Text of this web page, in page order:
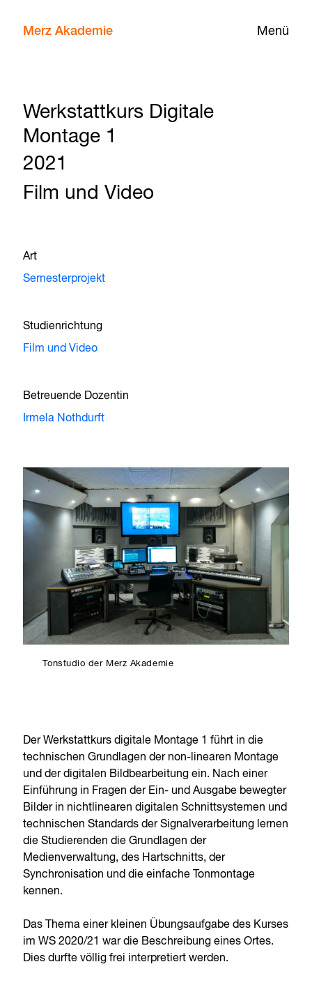
Menü
Merz Akademie
Werkstattkurs Digitale
Montage 1
2021
Film und Video
Art
Semesterprojekt
Studienrichtung
Film und Video
Betreuende Dozentin
Irmela Nothdurft
Tonstudio der Merz Akademie
Der Werkstattkurs digitale Montage 1 führt in die
technischen Grundlagen der non-linearen Montage
und der digitalen Bildbearbeitung ein. Nach einer
Einführung in Fragen der Ein- und Ausgabe bewegter
Bilder in nichtlinearen digitalen Schnittsystemen und
technischen Standards der Signalverarbeitung lernen
die Studierenden die Grundlagen der
Medienverwaltung, des Hartschnitts, der
Synchronisation und die einfache Tonmontage
kennen.
Das Thema einer kleinen Übungsaufgabe des Kurses
im WS 2020/21 war die Beschreibung eines Ortes.
Dies durfte völlig frei interpretiert werden.